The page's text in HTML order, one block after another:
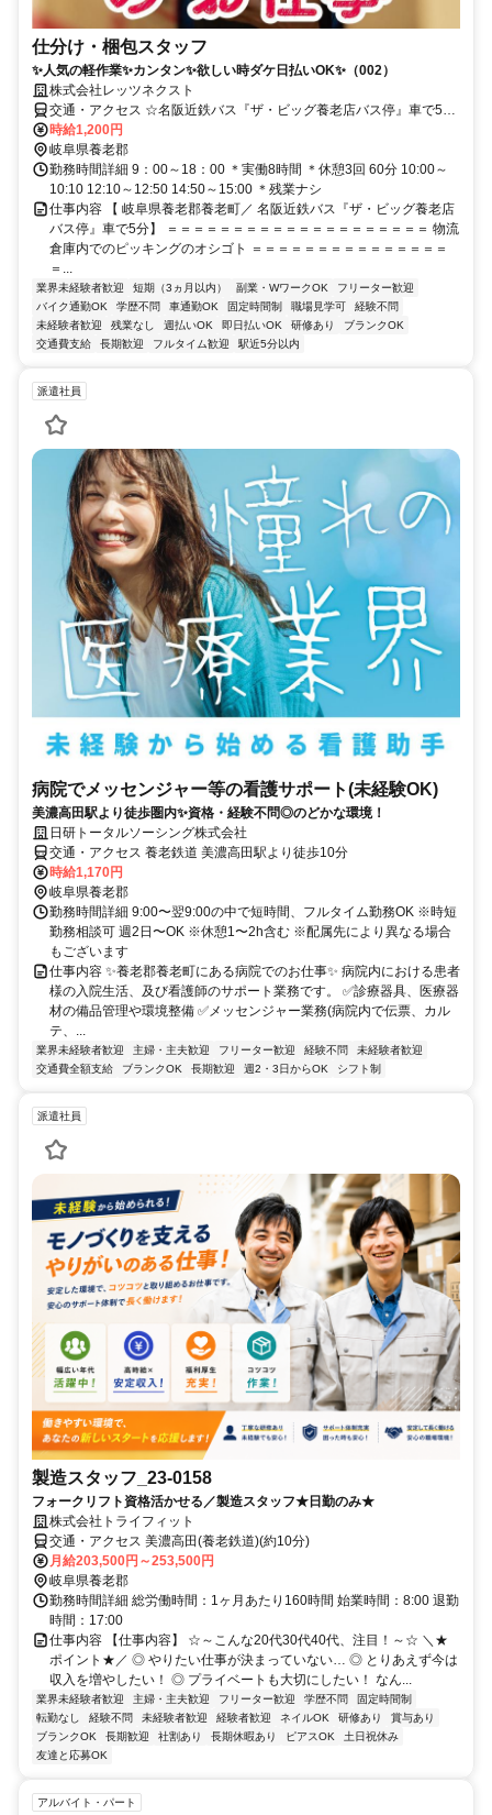
仕分け・梱包スタッフ
✨人気の軽作業✨カンタン✨欲しい時ダケ日払いOK✨（002）
株式会社レッツネクスト
交通・アクセス ☆名阪近鉄バス『ザ・ビッグ養老店バス停』車で5分
／車・バイク通勤OK
時給1,200円
岐阜県養老郡
勤務時間詳細 9：00～18：00 ＊実働8時間 ＊休憩3回 60分 10:00～
10:10 12:10～12:50 14:50～15:00 ＊残業ナシ
仕事内容 【 岐阜県養老郡養老町／ 名阪近鉄バス『ザ・ビッグ養老店
バス停』車で5分】 ＝＝＝＝＝＝＝＝＝＝＝＝＝＝＝＝＝＝＝＝ 物流
倉庫内でのピッキングのオシゴト ＝＝＝＝＝＝＝＝＝＝＝＝＝＝＝
＝...
業界未経験者歓迎 短期（3ヵ月以内） 副業・WワークOK
フリーター歓迎
バイク通勤OK
学歴不問 車通勤OK 固定時間制 職場見学可
経験不問
未経験者歓迎
残業なし 週払いOK 即日払いOK 研修あり
ブランクOK
交通費支給
長期歓迎 フルタイム歓迎 駅近5分以内
派遣社員
病院でメッセンジャー等の看護サポート(未経験OK)
美濃高田駅より徒歩圏内✨資格・経験不問◎のどかな環境！
日研トータルソーシング株式会社
交通・アクセス 養老鉄道 美濃高田駅より徒歩10分
時給1,170円
岐阜県養老郡
勤務時間詳細 9:00〜翌9:00の中で短時間、フルタイム勤務OK ※時短
勤務相談可 週2日〜OK ※休憩1〜2h含む ※配属先により異なる場合
もございます
仕事内容 ✨養老郡養老町にある病院でのお仕事✨ 病院内における患者
様の入院生活、及び看護師のサポート業務です。 ✅診療器具、医療器
材の備品管理や環境整備 ✅メッセンジャー業務(病院内で伝票、カル
テ、...
業界未経験者歓迎 主婦・主夫歓迎 フリーター歓迎 経験不問
未経験者歓迎
交通費全額支給
ブランクOK 長期歓迎 週2・3日からOK シフト制
派遣社員
製造スタッフ_23-0158
フォークリフト資格活かせる／製造スタッフ★日勤のみ★
株式会社トライフィット
交通・アクセス 美濃高田(養老鉄道)(約10分)
月給203,500円～253,500円
岐阜県養老郡
勤務時間詳細 総労働時間：1ヶ月あたり160時間 始業時間：8:00 退勤
時間：17:00
仕事内容 【仕事内容】 ☆～こんな20代30代40代、注目！～☆ ＼★
ポイント★／ ◎ やりたい仕事が決まっていない… ◎ とりあえず今は
収入を増やしたい！ ◎ プライベートも大切にしたい！ なん...
業界未経験者歓迎 主婦・主夫歓迎 フリーター歓迎 学歴不問
固定時間制
転勤なし
経験不問 未経験者歓迎 経験者歓迎 ネイルOK 研修あり
賞与あり
ブランクOK
長期歓迎 社割あり 長期休暇あり ピアスOK
土日祝休み
友達と応募OK
アルバイト・パート